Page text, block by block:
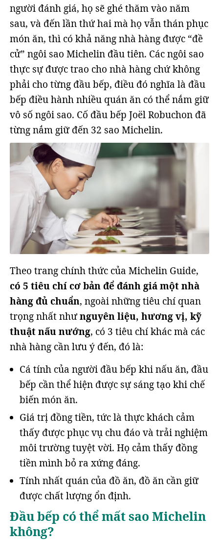
người đánh giá, họ sẽ ghé thăm vào năm
sau, và đến lần thứ hai mà họ vẫn thán phục
món ăn, thì có khả năng nhà hàng được “đề
cử” ngôi sao Michelin đầu tiên. Các ngôi sao
thực sự được trao cho nhà hàng chứ không
phải cho từng đầu bếp, điều đó nghĩa là đầu
bếp điều hành nhiều quán ăn có thể nắm giữ
vô số ngôi sao. Cố đầu bếp Joël Robuchon đã
từng nắm giữ đến 32 sao Michelin.
Theo trang chính thức của Michelin Guide,
có 5 tiêu chí cơ bản để đánh giá một nhà
hàng đủ chuẩn, ngoài những tiêu chí quan
trọng nhất nhưnguyên liệu, hương vị, kỹ
thuật nấu nướng, có 3 tiêu chí khác mà các
nhà hàng cần lưu ý đến, đó là:
Cá tính của người đầu bếp khi nấu ăn, đầu
bếp cần thể hiện được sự sáng tạo khi chế
biến món ăn.
Giá trị đồng tiền, tức là thực khách cảm
thấy được phục vụ chu đáo và trải nghiệm
môi trường tuyệt vời. Họ cảm thấy đồng
tiền mình bỏ ra xứng đáng.
Tính nhất quán của đồ ăn, đồ ăn cần giữ
được chất lượng ổn định.
Đầu bếp có thể mất sao Michelin
không?